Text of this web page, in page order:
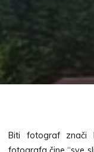
Biti fotograf znači